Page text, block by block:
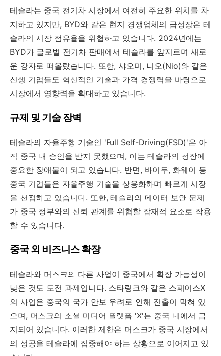
테슬라는 중국 전기차 시장에서 여전히 주요한 위치를 차
지하고 있지만, BYD와 같은 현지 경쟁업체의 급성장은 테
슬라의 시장 점유율을 위협하고 있습니다. 2024년에는
BYD가 글로벌 전기차 판매에서 테슬라를 앞지르며 새로
운 강자로 떠올랐습니다. 또한, 샤오미, 니오(Nio)와 같은
신생 기업들도 혁신적인 기술과 가격 경쟁력을 바탕으로
시장에서 영향력을 확대하고 있습니다.
규제 및 기술 장벽
테슬라의 자율주행 기술인 'Full Self-Driving(FSD)'은 아
직 중국 내 승인을 받지 못했으며, 이는 테슬라의 성장에
중요한 장애물이 되고 있습니다. 반면, 바이두, 화웨이 등
중국 기업들은 자율주행 기술을 상용화하며 빠르게 시장
을 선점하고 있습니다. 또한, 테슬라의 데이터 보안 문제
가 중국 정부와의 신뢰 관계를 위협할 잠재적 요소로 작용
할 수 있습니다.
중국 외 비즈니스 확장
테슬라와 머스크의 다른 사업이 중국에서 확장 가능성이
낮은 것도 도전 과제입니다. 스타링크와 같은 스페이스X
의 사업은 중국의 국가 안보 우려로 인해 진출이 막혀 있
으며, 머스크의 소셜 미디어 플랫폼 'X'는 중국 내에서 금
지되어 있습니다. 이러한 제한은 머스크가 중국 시장에서
의 성공을 테슬라에 집중해야 하는 상황으로 이어지고 있